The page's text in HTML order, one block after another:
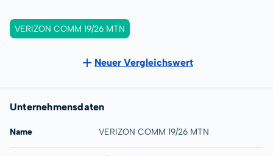
VERIZON COMM 19/26 MTN
Neuer Vergleichswert
Unternehmensdaten
Name VERIZON COMM 19/26 MTN